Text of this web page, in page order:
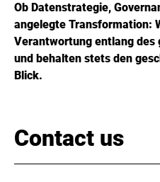
Ob Datenstrategie,
angelegte Transformation:
Verantwortung entlang
und behalten stets den
Blick.
Contact us